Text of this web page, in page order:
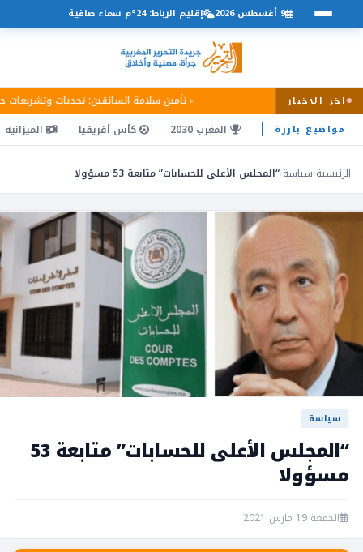
اخر الاخبار تأمين سلامة السائقين: تحديات وتشريعات
9 أغسطس 2026 إقليم الرباط: 24°م سماء صافية
مواضيع بارزة المغرب 2030 كأس أفريقيا الميزانية
الرئيسية›سياسة›“المجلس الأعلى للحسابات” متابعة 53 مسؤولا
سياسة
“المجلس الأعلى للحسابات” متابعة 53
مسؤولا
الجمعة 19 مارس 2021